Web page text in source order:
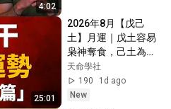
4:02
25:01
2026年8月【戊己
土】月運｜戊土容易
枭神奪食，己土為何
努力很多卻難變現？
天命學社
190
1d ago
New